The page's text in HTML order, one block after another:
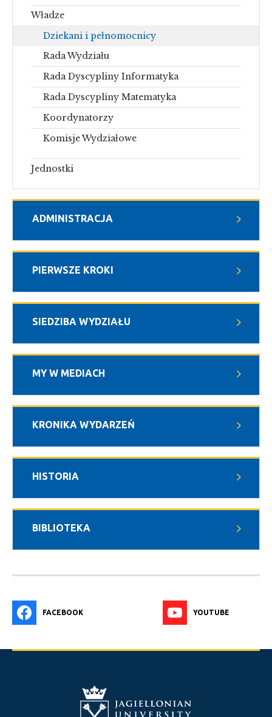
Władze
Dziekani i pełnomocnicy
Rada Wydziału
Rada Dyscypliny Informatyka
Rada Dyscypliny Matematyka
Koordynatorzy
Komisje Wydziałowe
Jednostki
ADMINISTRACJA
PIERWSZE KROKI
SIEDZIBA WYDZIAŁU
MY W MEDIACH
KRONIKA WYDARZEŃ
HISTORIA
BIBLIOTEKA
FACEBOOK YOUTUBE